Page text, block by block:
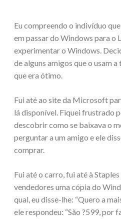
Eu compreendo o indivíduo
em passar do Windows para o
experimentar o Windows.
de alguns amigos que o usam
que era ótimo.
Fui até ao site da Microsoft
lá disponível. Fiquei frustrado
descobrir como se baixava o
perguntar a um amigo e ele
comprar.
Fui até o carro, fui até à
vendedores uma cópia do
qual, eu disse-lhe: “Quero a
ele respondeu: “São ?599, por